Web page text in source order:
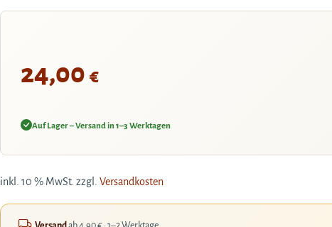
24,00 €
Auf Lager – Versand in 1–3 Werktagen
inkl. 10 % MwSt. zzgl. Versandkosten